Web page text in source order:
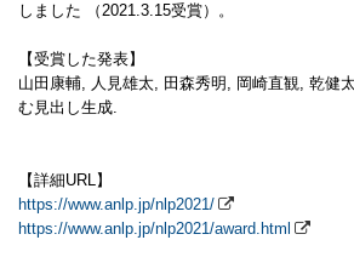
しました （2021.3.15受賞）。
【受賞した発表】
山田康輔, 人見雄太, 田森秀明, 岡崎直観, 乾健
む見出し生成.
【詳細URL】
https://www.anlp.jp/nlp2021/
https://www.anlp.jp/nlp2021/award.html